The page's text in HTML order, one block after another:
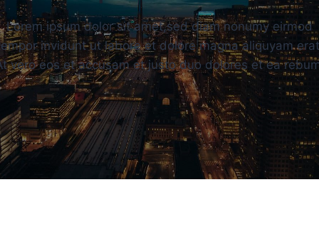
Lorem ipsum dolor sit amet,sed diam nonumy eirmod
invidunt ut labore et dolore magna aliquyam
vero eos et accusam et justo duo dolores et ea